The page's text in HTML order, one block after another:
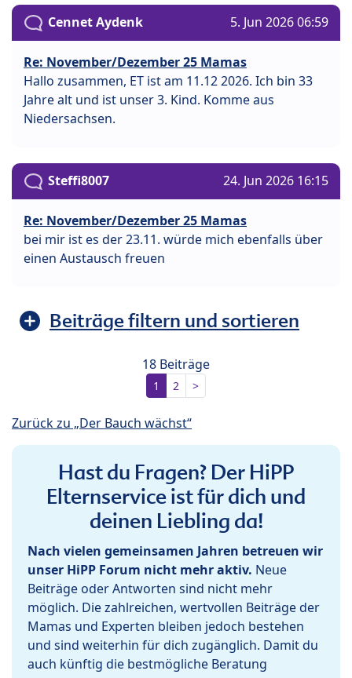
Cennet Aydenk 5. Jun 2026 06:59
Re: November/Dezember 25 Mamas
Hallo zusammen, ET ist am 11.12 2026. Ich bin 33
Jahre alt und ist unser 3. Kind. Komme aus
Niedersachsen.
Steffi8007 24. Jun 2026 16:15
Re: November/Dezember 25 Mamas
bei mir ist es der 23.11. würde mich ebenfalls über
einen Austausch freuen
Beiträge filtern und sortieren
18 Beiträge
1 2 >
Zurück zu „Der Bauch wächst“
Hast du Fragen? Der HiPP
Elternservice ist für dich und
deinen Liebling da!
Nach vielen gemeinsamen Jahren betreuen wir
unser HiPP Forum nicht mehr aktiv. Neue
Beiträge oder Antworten sind nicht mehr
möglich. Die zahlreichen, wertvollen Beiträge der
Mamas und Experten bleiben jedoch bestehen
und sind weiterhin für dich zugänglich. Damit du
auch künftig die bestmögliche Beratung